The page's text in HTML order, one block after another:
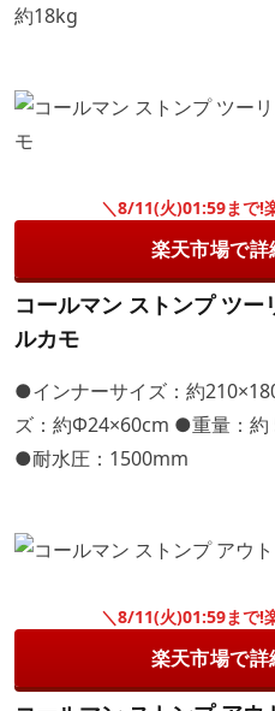
約18kg
＼8/11(火)01:59まで!
楽天市場で詳
コールマン ストンプ ツー
ルカモ
●インナーサイズ：約
ズ：約Φ24×60cm ●重量：
●耐水圧：1500mm
＼8/11(火)01:59まで!
楽天市場で詳